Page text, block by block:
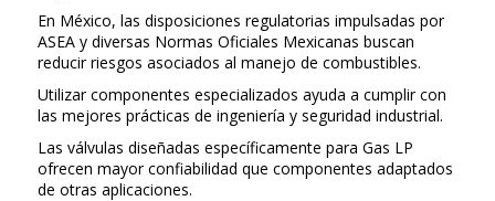
En México, las disposiciones regulatorias impulsadas por
ASEA y diversas Normas Oficiales Mexicanas buscan
reducir riesgos asociados al manejo de combustibles.
Utilizar componentes especializados ayuda a cumplir con
las mejores prácticas de ingeniería y seguridad industrial.
Las válvulas diseñadas específicamente para Gas LP
ofrecen mayor confiabilidad que componentes adaptados
de otras aplicaciones.